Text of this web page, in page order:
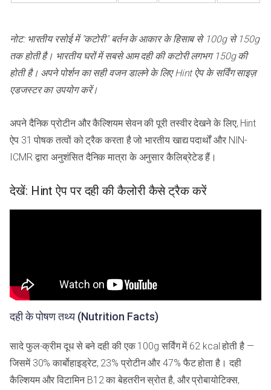
नोट: भारतीय रसोई में "कटोरी" बर्तन के आकार के हिसाब से 100g से 150g
तक होती है। भारतीय घरों में सबसे आम दही की कटोरी लगभग 150g की
होती है। अपने पोर्शन का सही वजन डालने के लिए Hint ऐप के सर्विंग साइज़
एडजस्टर का उपयोग करें।
अपने दैनिक प्रोटीन और कैल्शियम सेवन की पूरी तस्वीर देखने के लिए, Hint
ऐप 31 पोषक तत्वों को ट्रैक करता है जो भारतीय खाद्य पदार्थों और NIN-
ICMR द्वारा अनुशंसित दैनिक मात्रा के अनुसार कैलिब्रेटेड हैं।
देखें: Hint ऐप पर दही की कैलोरी कैसे ट्रैक करें
दही के पोषण तथ्य (Nutrition Facts)
सादे फुल-क्रीम दूध से बने दही की एक 100g सर्विंग में 62 kcal होती है —
जिसमें 30% कार्बोहाइड्रेट, 23% प्रोटीन और 47% फैट होता है। दही
कैल्शियम और विटामिन B12 का बेहतरीन स्रोत है, और प्रोबायोटिक्स,